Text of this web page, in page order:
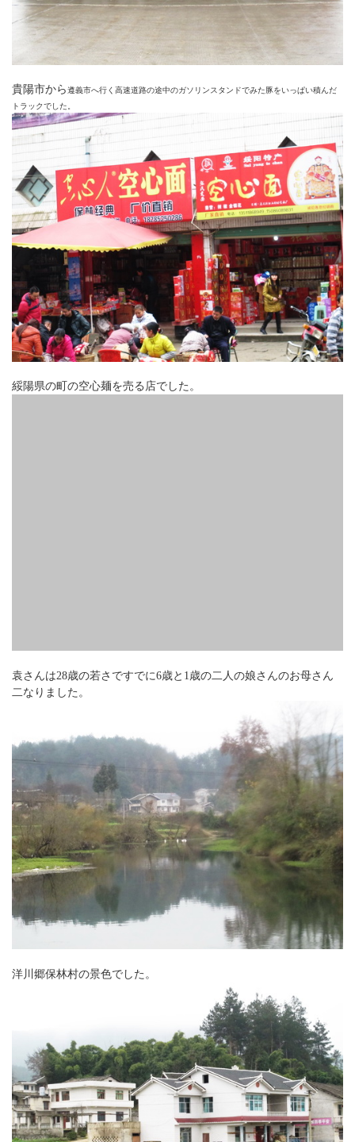
貴陽市から遵義市へ行く高速道路の途中のガソリンスタンドでみた豚をいっぱい積んだ
トラックでした。
綏陽県の町の空心麺を売る店でした。
袁さんは28歳の若さですでに6歳と1歳の二人の娘さんのお母さん
二なりました。
洋川郷保林村の景色でした。